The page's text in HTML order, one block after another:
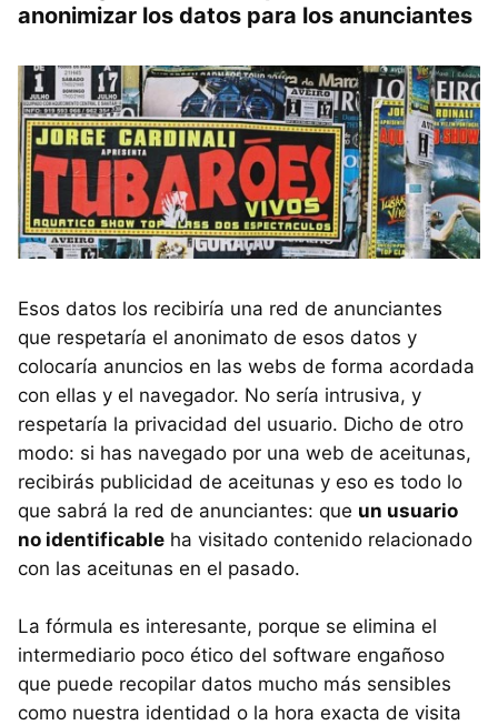
anonimizar los datos para los anunciantes
Esos datos los recibiría una red de anunciantes
que respetaría el anonimato de esos datos y
colocaría anuncios en las webs de forma acordada
con ellas y el navegador. No sería intrusiva, y
respetaría la privacidad del usuario. Dicho de otro
modo: si has navegado por una web de aceitunas,
recibirás publicidad de aceitunas y eso es todo lo
que sabrá la red de anunciantes: que un usuario
no identificable ha visitado contenido relacionado
con las aceitunas en el pasado.
La fórmula es interesante, porque se elimina el
intermediario poco ético del software engañoso
que puede recopilar datos mucho más sensibles
como nuestra identidad o la hora exacta de visita